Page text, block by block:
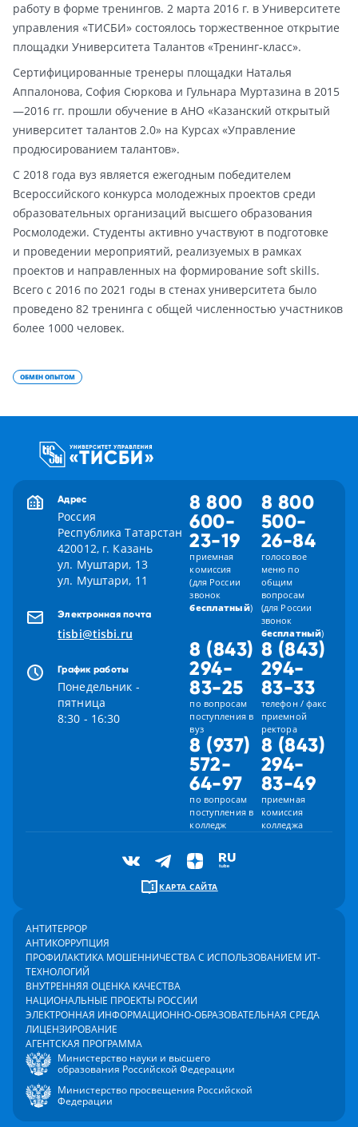
работу в форме тренингов. 2 марта 2016 г. в Университете
управления «ТИСБИ» состоялось торжественное открытие
площадки Университета Талантов «Тренинг-класс».
Сертифицированные тренеры площадки Наталья
Аппалонова, София Сюркова и Гульнара Муртазина в 2015
—2016 гг. прошли обучение в АНО «Казанский открытый
университет талантов 2.0» на Курсах «Управление
продюсированием талантов».
С 2018 года вуз является ежегодным победителем
Всероссийского конкурса молодежных проектов среди
образовательных организаций высшего образования
Росмолодежи. Студенты активно участвуют в подготовке
и проведении мероприятий, реализуемых в рамках
проектов и направленных на формирование soft skills.
Всего с 2016 по 2021 годы в стенах университета было
проведено 82 тренинга с общей численностью участников
более 1000 человек.
ОБМЕН ОПЫТОМ
Адрес
Россия
Республика Татарстан
420012, г. Казань
ул. Муштари, 13
ул. Муштари, 11
Электронная почта
tisbi@tisbi.ru
График работы
Понедельник -
пятница
8:30 - 16:30
8 800
600-
23-19
приемная
комиссия
(для России
звонок
бесплатный)
8 800
500-
26-84
голосовое
меню по
общим
вопросам
(для России
звонок
бесплатный)
8 (843)
294-
83-25
по вопросам
поступления в
вуз
8 (843)
294-
83-33
телефон / факс
приемной
ректора
8 (937)
572-
64-97
по вопросам
поступления в
колледж
8 (843)
294-
83-49
приемная
комиссия
колледжа
КАРТА САЙТА
АНТИТЕРРОР
АНТИКОРРУПЦИЯ
ПРОФИЛАКТИКА МОШЕННИЧЕСТВА С ИСПОЛЬЗОВАНИЕМ ИТ-
ТЕХНОЛОГИЙ
ВНУТРЕННЯЯ ОЦЕНКА КАЧЕСТВА
НАЦИОНАЛЬНЫЕ ПРОЕКТЫ РОССИИ
ЭЛЕКТРОННАЯ ИНФОРМАЦИОННО-ОБРАЗОВАТЕЛЬНАЯ СРЕДА
ЛИЦЕНЗИРОВАНИЕ
АГЕНТСКАЯ ПРОГРАММА
Министерство науки и высшего
образования Российской Федерации
Министерство просвещения Российской
Федерации